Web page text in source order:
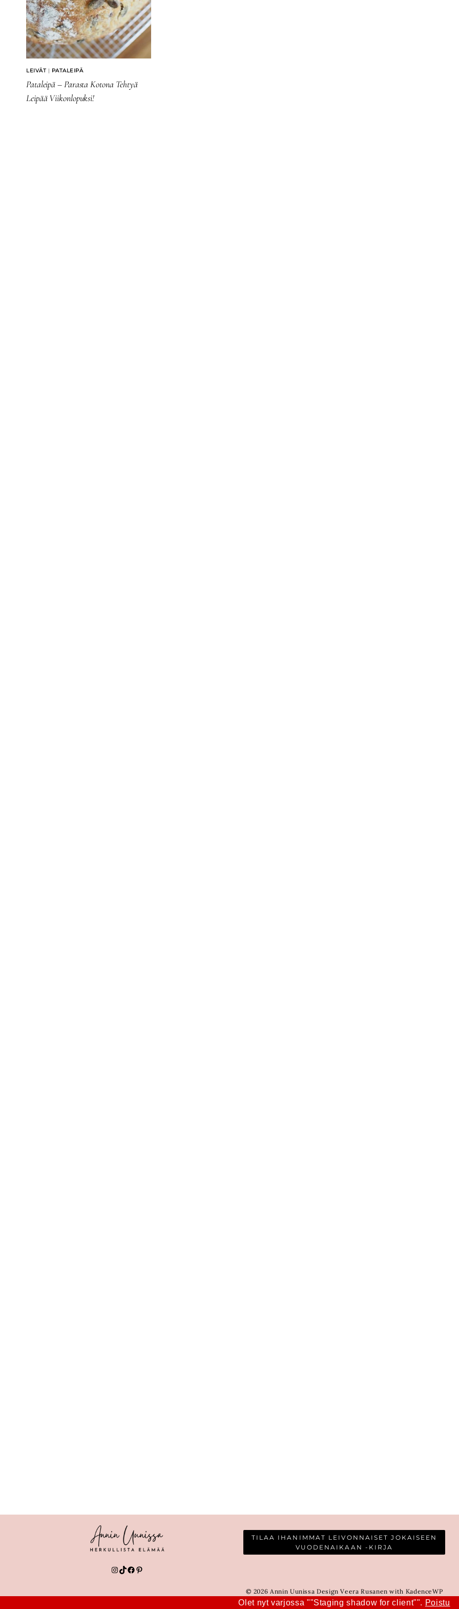
LEIVÄT | PATALEIPÄ
Pataleipä – Parasta Kotona Tehtyä
Leipää Viikonlopuksi!
Instagram
TikTok
Facebook
Pinterest
TILAA IHANIMMAT LEIVONNAISET JOKAISEEN
VUODENAIKAAN -KIRJA
© 2026 Annin Uunissa Design Veera Rusanen with KadenceWP
Olet nyt varjossa ""Staging shadow for client"". Poistu